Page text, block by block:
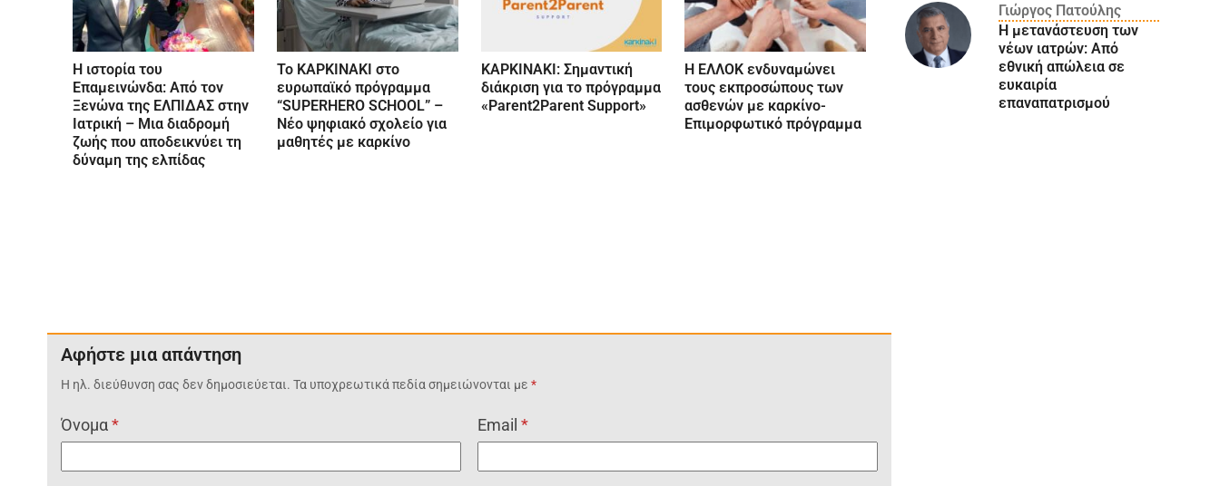
Η ιστορία του
Επαμεινώνδα: Από τον
Ξενώνα της ΕΛΠΙΔΑΣ στην
Ιατρική – Μια διαδρομή
ζωής που αποδεικνύει τη
δύναμη της ελπίδας
Το ΚΑΡΚΙΝΑΚΙ στο
ευρωπαϊκό πρόγραμμα
“SUPERHERO SCHOOL” –
Νέο ψηφιακό σχολείο για
μαθητές με καρκίνο
ΚΑΡΚΙΝΑΚΙ: Σημαντική
διάκριση για το πρόγραμμα
«Parent2Parent Support»
Η ΕΛΛΟΚ ενδυναμώνει
τους εκπροσώπους των
ασθενών με καρκίνο-
Επιμορφωτικό πρόγραμμα
Αφήστε μια απάντηση
Η ηλ. διεύθυνση σας δεν δημοσιεύεται. Τα υποχρεωτικά πεδία σημειώνονται με*
Όνομα* Email*
Γιώργος Πατούλης
Η μετανάστευση των
νέων ιατρών: Aπό
εθνική απώλεια σε
ευκαιρία
επαναπατρισμού